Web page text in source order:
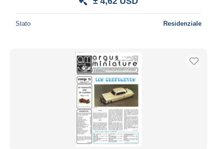
Stato Residenziale